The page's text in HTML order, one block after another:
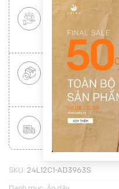
CHÍNH SÁCH
đến dịch vụ ( Xem chi
ĐỔI HÀNG
Được đổi trả hàng
Xem chi tiết)
MIỄN PHÍ VẬN
Áp dụng với hóa đơn
SKU: 24L12C1-AD3963S